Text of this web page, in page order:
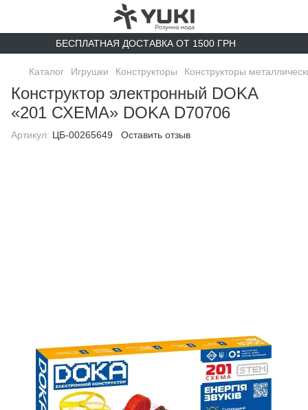
БЕСПЛАТНАЯ ДОСТАВКА ОТ 1500 ГРН
Каталог Игрушки Конструкторы Конструкторы
Конструктор электронный DOKA
«201 СХЕМА» DOKA D70706
Артикул: ЦБ-00265649 Оставить отзыв